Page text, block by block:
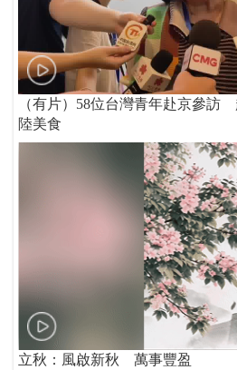
（有片）58位台灣青年赴京參訪
陸美食
立秋：風啟新秋 萬事豐盈